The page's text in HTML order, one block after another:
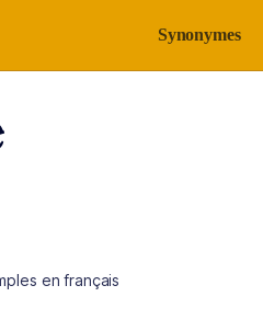
Synonymes
en français